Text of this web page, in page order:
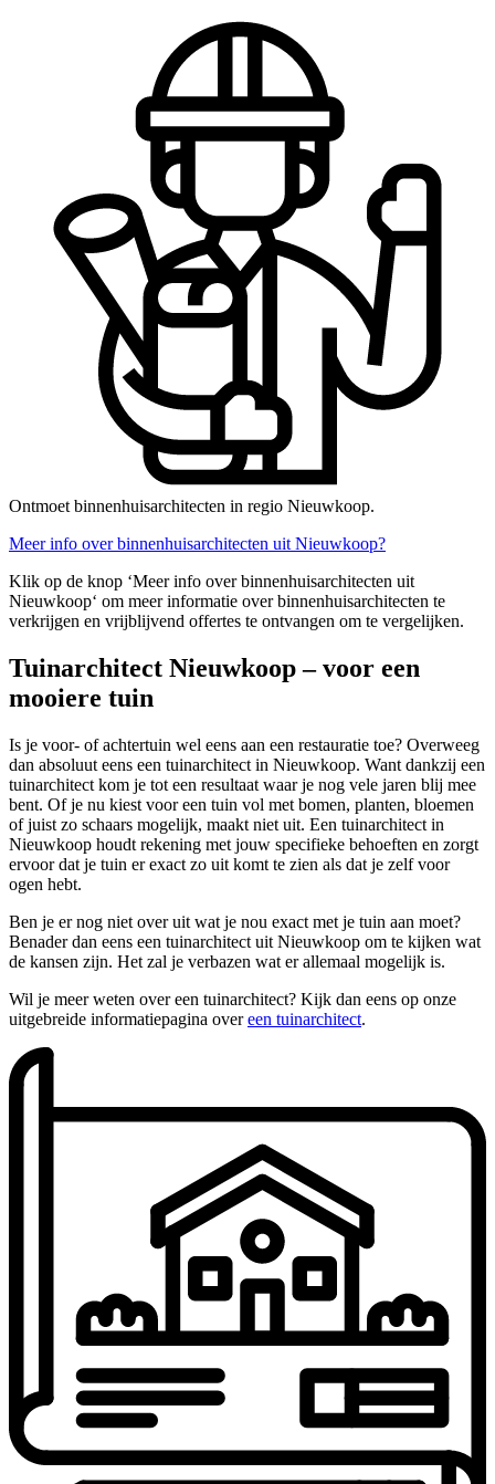
Ontmoet binnenhuisarchitecten in regio Nieuwkoop.
Meer info over binnenhuisarchitecten uit Nieuwkoop?
Klik op de knop ‘Meer info over binnenhuisarchitecten uit
Nieuwkoop‘ om meer informatie over binnenhuisarchitecten te
verkrijgen en vrijblijvend offertes te ontvangen om te vergelijken.
Tuinarchitect Nieuwkoop – voor een
mooiere tuin
Is je voor- of achtertuin wel eens aan een restauratie toe? Overweeg
dan absoluut eens een tuinarchitect in Nieuwkoop. Want dankzij een
tuinarchitect kom je tot een resultaat waar je nog vele jaren blij mee
bent. Of je nu kiest voor een tuin vol met bomen, planten, bloemen
of juist zo schaars mogelijk, maakt niet uit. Een tuinarchitect in
Nieuwkoop houdt rekening met jouw specifieke behoeften en zorgt
ervoor dat je tuin er exact zo uit komt te zien als dat je zelf voor
ogen hebt.
Ben je er nog niet over uit wat je nou exact met je tuin aan moet?
Benader dan eens een tuinarchitect uit Nieuwkoop om te kijken wat
de kansen zijn. Het zal je verbazen wat er allemaal mogelijk is.
Wil je meer weten over een tuinarchitect? Kijk dan eens op onze
uitgebreide informatiepagina overeen tuinarchitect.